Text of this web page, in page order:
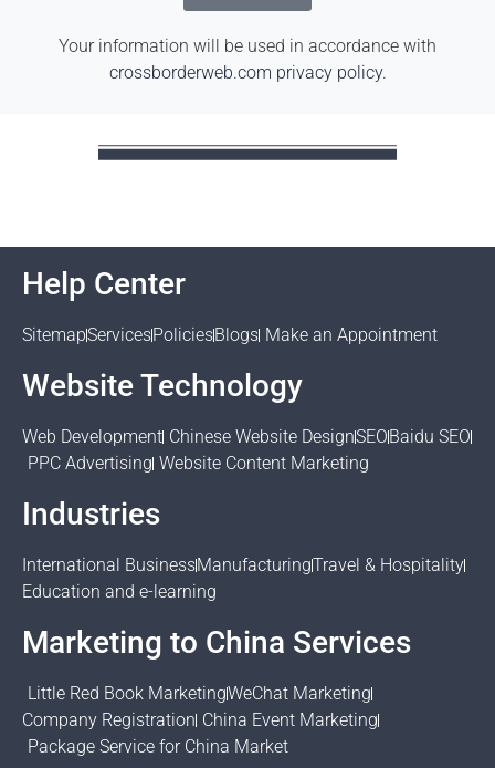
Your information will be used in accordance with
crossborderweb.com privacy policy.
Help Center
SitemapServicesPoliciesBlogs Make an Appointment
Website Technology
Web Development Chinese Website DesignSEOBaidu SEO
PPC Advertising Website Content Marketing
Industries
International BusinessManufacturingTravel & Hospitality
Education and e-learning
Marketing to China Services
Little Red Book MarketingWeChat Marketing
Company Registration China Event Marketing
Package Service for China Market